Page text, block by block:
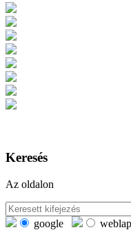
Keresés
Az oldalon
google
weblap